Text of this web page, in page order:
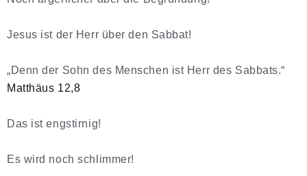
Jesus ist der Herr über den Sabbat!
„Denn der Sohn des Menschen ist Herr des Sabbats.“
Matthäus 12,8
Das ist engstirnig!
Es wird noch schlimmer!